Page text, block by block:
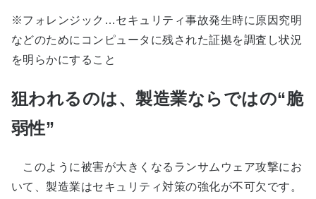
※フォレンジック…セキュリティ事故発生時に原因究明
などのためにコンピュータに残された証拠を調査し状況
を明らかにすること
狙われるのは、製造業ならではの“脆
弱性”
このように被害が大きくなるランサムウェア攻撃にお
いて、製造業はセキュリティ対策の強化が不可欠です。